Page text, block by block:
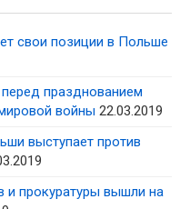
свои позиции в Польше
празднованием
войны 22.03.2019
выступает против
и прокуратуры вышли на